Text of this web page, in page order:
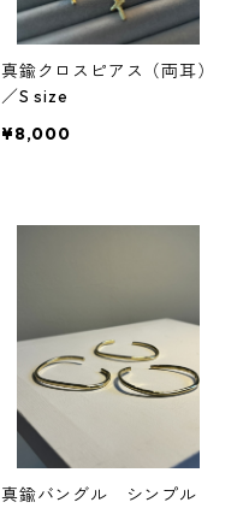
真鍮クロスピアス（両耳）
／S size
¥8,000
真鍮バングル シンプル